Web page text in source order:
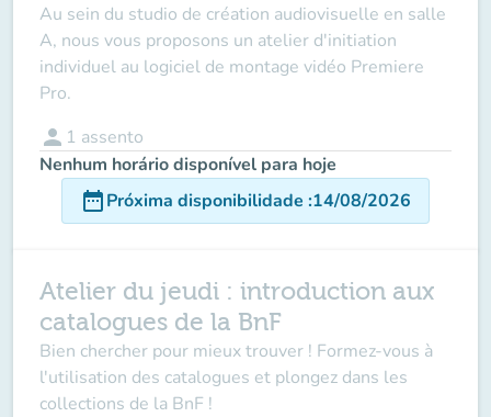
Au sein du studio de création audiovisuelle en salle
A, nous vous proposons un atelier d'initiation
individuel au logiciel de montage vidéo Premiere
Pro.
person 1 assento
Nenhum horário disponível para hoje
date_rangePróxima disponibilidade :14/08/2026
Atelier du jeudi : introduction aux
catalogues de la BnF
Bien chercher pour mieux trouver ! Formez-vous à
l'utilisation des catalogues et plongez dans les
collections de la BnF !